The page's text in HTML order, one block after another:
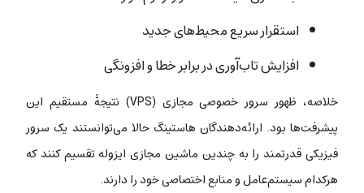
استقرار سریع محیط‌های جدید
افزایش تاب‌آوری در برابر خطا و افزونگی
خلاصه، ظهور سرور خصوصی مجازی (VPS) نتیجۀ مستقیم این
پیشرفت‌ها بود. ارائه‌دهندگان هاستینگ حالا می‌توانستند یک سرور
فیزیکی قدرتمند را به چندین ماشین مجازی ایزوله تقسیم کنند که
هرکدام سیستم‌عامل و منابع اختصاصی خود را دارند.